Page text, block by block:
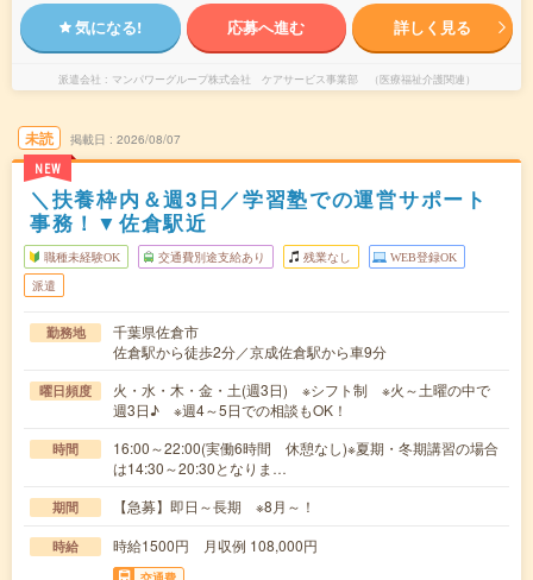
気になる! 応募へ進む 詳しく見る
派遣会社 マンパワーグループ株式会社 ケアサービス事業部 （医療福祉介護関連）
未読
NEW
掲載日 2026/08/07
＼扶養枠内＆週3日／学習塾での運営サポート
事務！▼佐倉駅近
職種未経験OK 交通費別途支給あり 残業なし WEB登録OK
派遣
勤務地
千葉県佐倉市
佐倉駅から徒歩2分／京成佐倉駅から車9分
曜日頻度
火・水・木・金・土(週3日) ※シフト制 ※火～土曜の中で
週3日♪ ※週4～5日での相談もOK！
時間
16:00～22:00(実働6時間 休憩なし)※夏期・冬期講習の場合
は14:30～20:30となりま…
期間 【急募】即日～長期 ※8月～！
時給 時給1500円 月収例 108,000円